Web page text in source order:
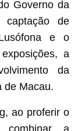
Governo da
de
e o
a
da
de Macau.
ao proferir o
a